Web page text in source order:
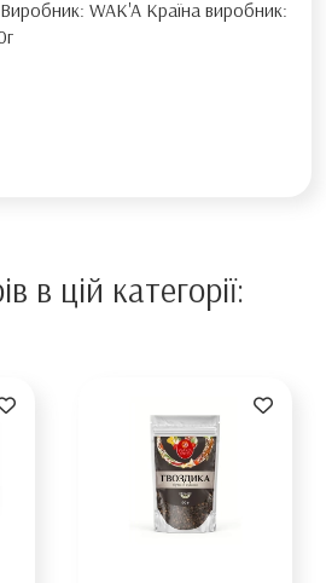
WAK'A Країна виробник:
в цій категорії: